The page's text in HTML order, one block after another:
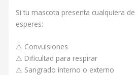
Si tu mascota presenta cualquiera
esperes:
⚠ Convulsiones
⚠ Dificultad para respirar
⚠ Sangrado interno o externo